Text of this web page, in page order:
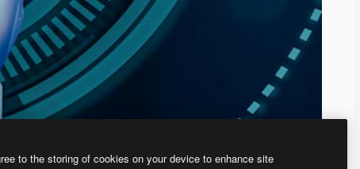
to the storing of cookies on your device to enhance site